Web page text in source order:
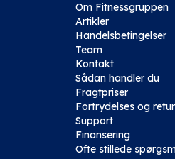
Om Fitnessgruppen
Artikler
Handelsbetingelser
Team
Kontakt
Sådan handler du
Fragtpriser
Fortrydelses og
Support
Finansering
Ofte stillede